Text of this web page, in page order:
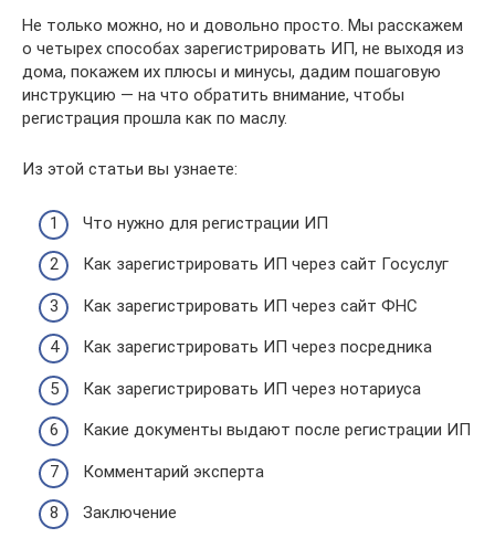
Не только можно, но и довольно просто. Мы расскажем
о четырех способах зарегистрировать ИП, не выходя из
дома, покажем их плюсы и минусы, дадим пошаговую
инструкцию — на что обратить внимание, чтобы
регистрация прошла как по маслу.
Из этой статьи вы узнаете:
Что нужно для регистрации ИП
Как зарегистрировать ИП через сайт Госуслуг
Как зарегистрировать ИП через сайт ФНС
Как зарегистрировать ИП через посредника
Как зарегистрировать ИП через нотариуса
Какие документы выдают после регистрации ИП
Комментарий эксперта
Заключение